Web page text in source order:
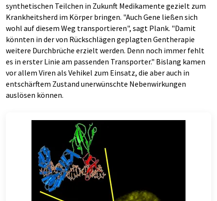
synthetischen Teilchen in Zukunft Medikamente gezielt zum
Krankheitsherd im Körper bringen. "Auch Gene ließen sich
wohl auf diesem Weg transportieren", sagt Plank. "Damit
könnten in der von Rückschlägen geplagten Gentherapie
weitere Durchbrüche erzielt werden. Denn noch immer fehlt
es in erster Linie am passenden Transporter." Bislang kamen
vor allem Viren als Vehikel zum Einsatz, die aber auch in
entschärftem Zustand unerwünschte Nebenwirkungen
auslösen können.